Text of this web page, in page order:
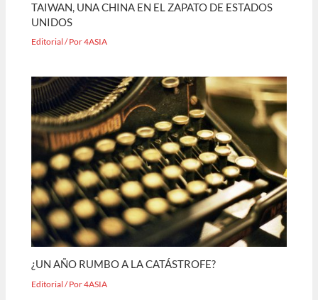
TAIWAN, UNA CHINA EN EL ZAPATO DE ESTADOS
UNIDOS
Editorial / Por4ASIA
¿UN AÑO RUMBO A LA CATÁSTROFE?
Editorial / Por4ASIA